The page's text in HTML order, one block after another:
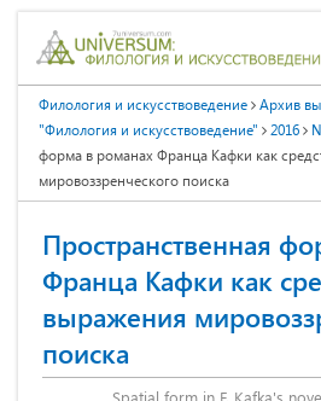
Филология и искусствоведение
Архив
"Филология и искусствоведение"
2016
форма в романах Франца Кафки как
мировоззренческого поиска
Пространственная
Франца Кафки как
выражения
поиска
Spatial form in F. Kafka's